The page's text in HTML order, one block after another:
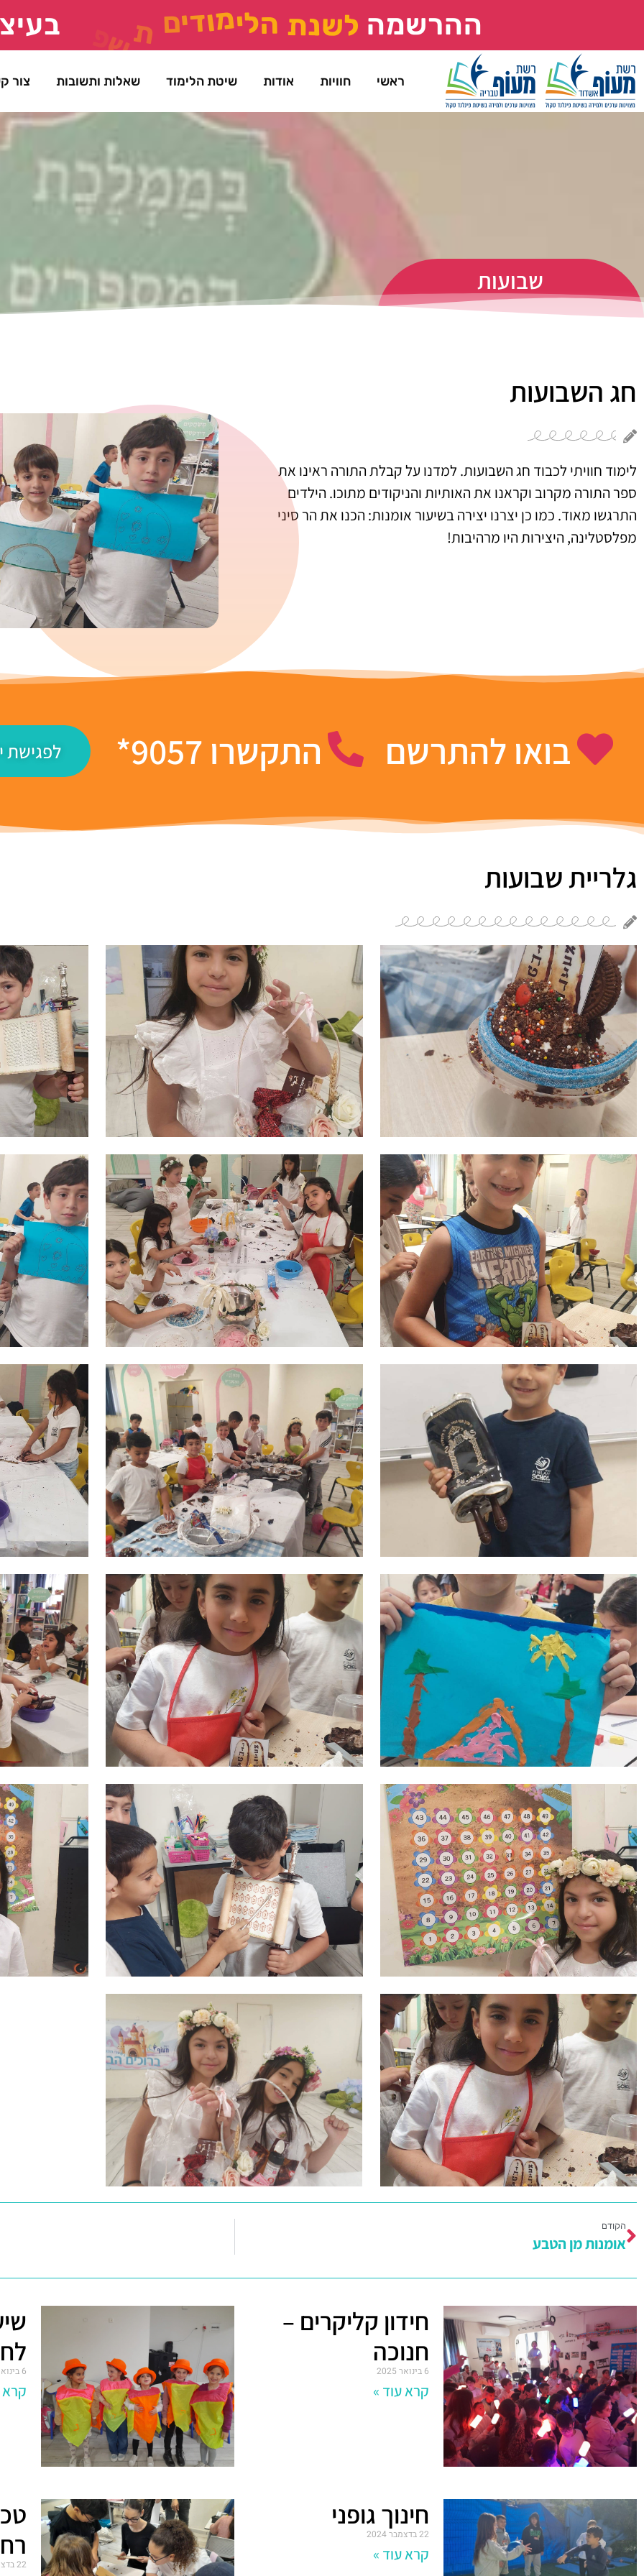
ההרשמה לשנת הלימודים ת
ראשי חוויות אודות שיטת הלימוד שאלות ותשובות צור
שבועות
חג השבועות
לימוד חוויתי לכבוד חג השבועות. למדנו על קבלת התורה ראינו את
ספר התורה מקרוב וקראנו את האותיות והניקודים מתוכו. הילדים
התרגשו מאוד. כמו כן יצרנו יצירה בשיעור אומנות: הכנו את הר סיני
מפלסטלינה, היצירות היו מרהיבות!
בואו להתרשם התקשרו 9057* לפגישת
גלריית שבועות
הקודם
אומנות מן הטבע
חידון קליקרים –
חנוכה
6 בינואר 2025
קרא עוד »
6 בינואר 2025
קרא
חינוך גופני
22 בדצמבר 2024
קרא עוד »
22 בדצמבר 2024